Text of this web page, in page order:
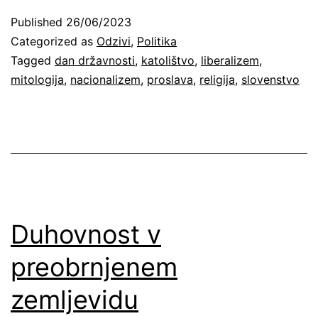
3.
del:
Premagana
Published 26/06/2023
Categorized as Odzivi, Politika
Tagged dan državnosti, katolištvo, liberalizem,
mitologija, nacionalizem, proslava, religija, slovenstvo
Duhovnost v
preobrnjenem
zemljevidu